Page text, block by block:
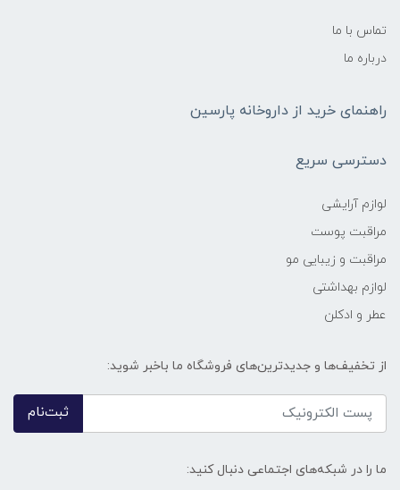
تماس با ما
درباره ما
راهنمای خرید از داروخانه پارسین
دسترسی سریع
لوازم آرایشی
مراقبت پوست
مراقبت و زیبایی مو
لوازم بهداشتی
عطر و ادکلن
از تخفیف‌ها و جدیدترین‌های فروشگاه ما باخبر شوید:
ثبت‌نام
ما را در شبکه‌های اجتماعی دنبال کنید: